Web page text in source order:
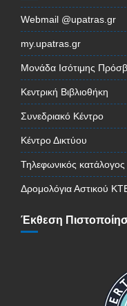
Webmail @upatras.gr
my.upatras.gr
Μονάδα Ισότιμης
Κεντρική Βιβλιοθήκη
Συνεδριακό Κέντρο
Κέντρο Δικτύου
Τηλεφωνικός κατάλογος
Δρομολόγια Αστικού
Έκθεση